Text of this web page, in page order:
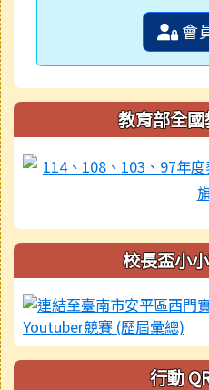
會
教育部全
校長盃小
行動